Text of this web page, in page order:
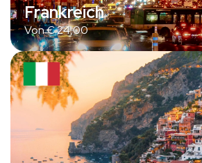
Frankreich
Von€24,00